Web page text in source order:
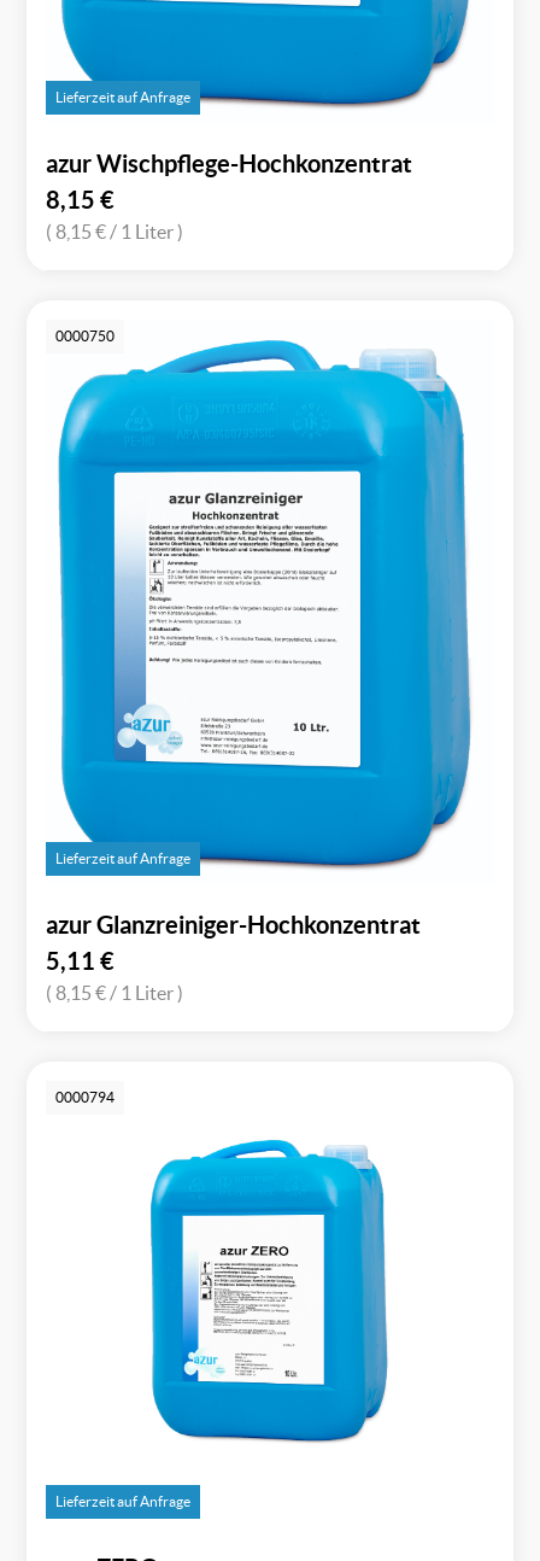
Lieferzeit auf Anfrage
azur Wischpflege-Hochkonzentrat
8,15 €
( 8,15 €/ 1 Liter )
0000750
Lieferzeit auf Anfrage
azur Glanzreiniger-Hochkonzentrat
5,11 €
( 8,15 €/ 1 Liter )
0000794
Lieferzeit auf Anfrage